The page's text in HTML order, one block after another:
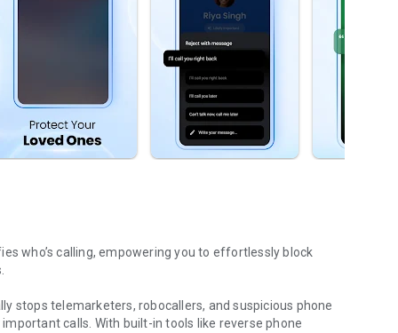
who’s calling, empowering you to effortlessly block
stops telemarketers, robocallers, and suspicious phone
calls. With built-in tools like reverse phone